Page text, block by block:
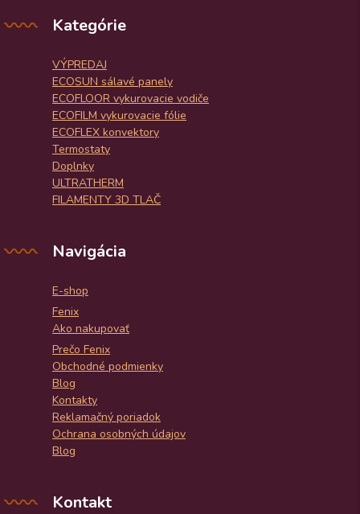
Kategórie
VÝPREDAJ
ECOSUN sálavé panely
ECOFLOOR vykurovacie vodiče
ECOFILM vykurovacie fólie
ECOFLEX konvektory
Termostaty
Doplnky
ULTRATHERM
FILAMENTY 3D TLAČ
Navigácia
E-shop
Fenix
Ako nakupovať
Prečo Fenix
Obchodné podmienky
Blog
Kontakty
Reklamačný poriadok
Ochrana osobných údajov
Blog
Kontakt